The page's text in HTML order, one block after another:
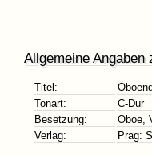
Allgemeine Angaben
Titel:
Tonart:
C-Dur
Besetzung:
Oboe,
Verlag:
Prag: